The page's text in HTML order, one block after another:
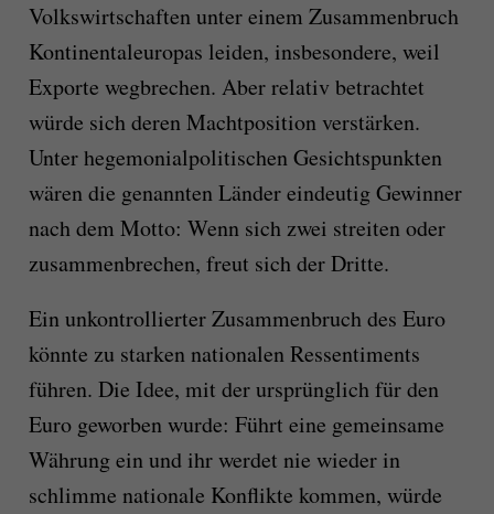
Volkswirtschaften unter einem Zusammenbruch
Kontinentaleuropas leiden, insbesondere, weil
Exporte wegbrechen. Aber relativ betrachtet
würde sich deren Machtposition verstärken.
Unter hegemonialpolitischen Gesichtspunkten
wären die genannten Länder eindeutig Gewinner
nach dem Motto: Wenn sich zwei streiten oder
zusammenbrechen, freut sich der Dritte.
Ein unkontrollierter Zusammenbruch des Euro
könnte zu starken nationalen Ressentiments
führen. Die Idee, mit der ursprünglich für den
Euro geworben wurde: Führt eine gemeinsame
Währung ein und ihr werdet nie wieder in
schlimme nationale Konflikte kommen, würde